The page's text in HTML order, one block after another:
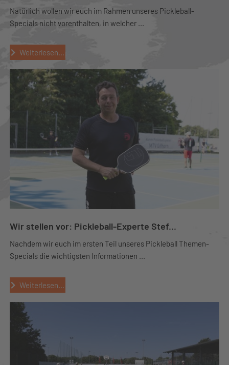
Natürlich wollen wir euch im Rahmen unseres Pickleball-
Specials nicht vorenthalten, in welcher ...
Weiterlesen...
Wir stellen vor: Pickleball-Experte Stef...
Nachdem wir euch im ersten Teil unseres Pickleball Themen-
Specials die wichtigsten Informationen ...
Weiterlesen...